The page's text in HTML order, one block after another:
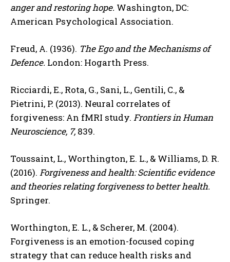
anger and restoring hope. Washington, DC:
American Psychological Association.
Freud, A. (1936). The Ego and the Mechanisms of
Defence. London: Hogarth Press.
Ricciardi, E., Rota, G., Sani, L., Gentili, C., &
Pietrini, P. (2013). Neural correlates of
forgiveness: An fMRI study. Frontiers in Human
Neuroscience, 7, 839.
Toussaint, L., Worthington, E. L., & Williams, D. R.
(2016). Forgiveness and health: Scientific evidence
and theories relating forgiveness to better health.
Springer.
Worthington, E. L., & Scherer, M. (2004).
Forgiveness is an emotion-focused coping
strategy that can reduce health risks and